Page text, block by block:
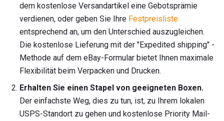
dem kostenlose Versandartikel eine Gebotsprämie
verdienen, oder geben Sie Ihre Festpreisliste
entsprechend an, um den Unterschied auszugleichen.
Die kostenlose Lieferung mit der "Expedited shipping" -
Methode auf dem eBay-Formular bietet Ihnen maximale
Flexibilität beim Verpacken und Drucken.
Erhalten Sie einen Stapel von geeigneten Boxen.
Der einfachste Weg, dies zu tun, ist, zu Ihrem lokalen
USPS-Standort zu gehen und kostenlose Priority Mail-